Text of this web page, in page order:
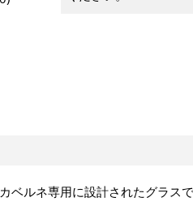
ルネ専用に設計されたグラスで